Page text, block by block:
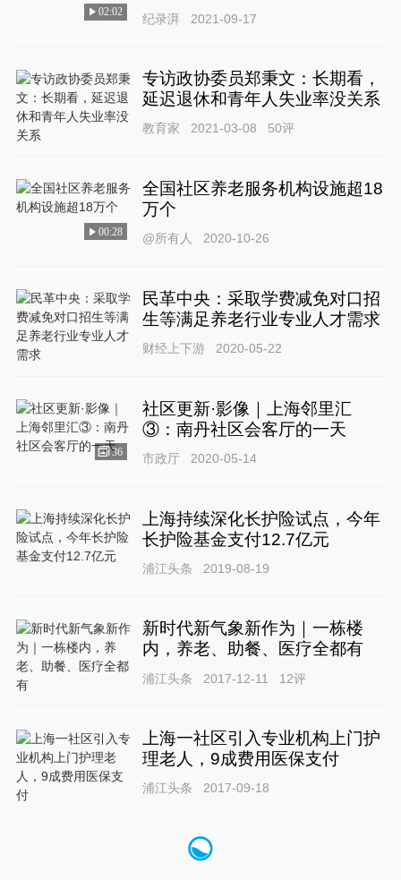
02:02 纪录湃 2021-09-17
专访政协委员郑秉文：长期看，
延迟退休和青年人失业率没关系
教育家 2021-03-08 50评
00:28
全国社区养老服务机构设施超18
万个
@所有人 2020-10-26
民革中央：采取学费减免对口招
生等满足养老行业专业人才需求
财经上下游 2020-05-22
36
社区更新·影像｜上海邻里汇
③：南丹社区会客厅的一天
市政厅 2020-05-14
上海持续深化长护险试点，今年
长护险基金支付12.7亿元
浦江头条 2019-08-19
新时代新气象新作为｜一栋楼
内，养老、助餐、医疗全都有
浦江头条 2017-12-11 12评
上海一社区引入专业机构上门护
理老人，9成费用医保支付
浦江头条 2017-09-18